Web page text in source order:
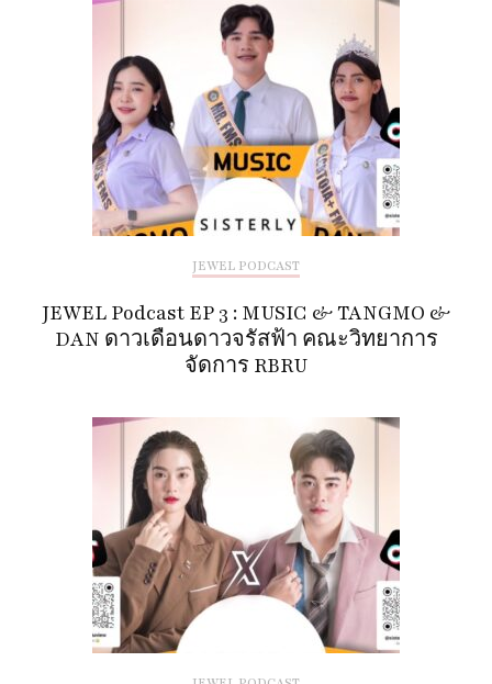
JEWEL PODCAST
JEWEL Podcast EP 3 : MUSIC & TANGMO &
DAN ดาวเดือนดาวจรัสฟ้า คณะวิทยาการ
จัดการ RBRU